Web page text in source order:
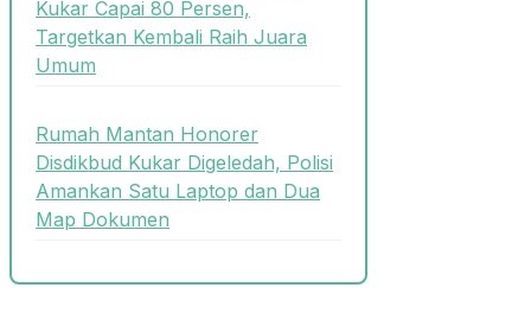
Kukar Capai 80 Persen,
Targetkan Kembali Raih Juara
Umum
Rumah Mantan Honorer
Disdikbud Kukar Digeledah, Polisi
Amankan Satu Laptop dan Dua
Map Dokumen